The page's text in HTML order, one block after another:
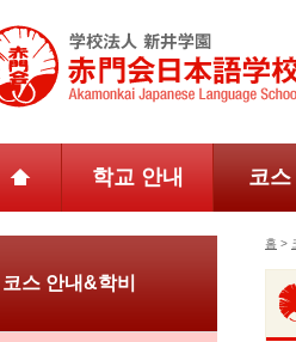
학교 안내 코스
코스 안내&학비
홈 >